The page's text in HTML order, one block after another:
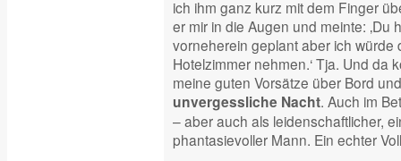
ich ihm ganz kurz mit dem Finger
er mir in die Augen und meinte: ‚Du
vorneherein geplant aber ich würde
Hotelzimmer nehmen.‘ Tja. Und da
meine guten Vorsätze über Bord
unvergessliche Nacht. Auch im
– aber auch als leidenschaftlicher,
phantasievoller Mann. Ein echter